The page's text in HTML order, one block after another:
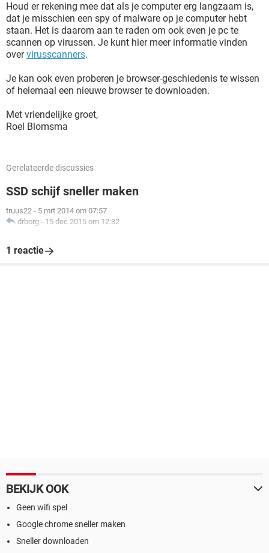
Houd er rekening mee dat als je computer erg langzaam is,
dat je misschien een spy of malware op je computer hebt
staan. Het is daarom aan te raden om ook even je pc te
scannen op virussen. Je kunt hier meer informatie vinden
overvirusscanners.
Je kan ook even proberen je browser-geschiedenis te wissen
of helemaal een nieuwe browser te downloaden.
Met vriendelijke groet,
Roel Blomsma
Gerelateerde discussies
SSD schijf sneller maken
truus22 - 5 mrt 2014 om 07:57
drborg - 15 dec 2015 om 12:32
1 reactie
BEKIJK OOK
Geen wifi spel
Google chrome sneller maken
Sneller downloaden